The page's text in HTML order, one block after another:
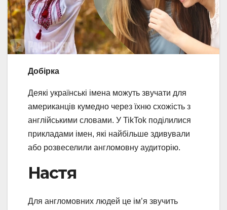
Добірка
Деякі українські імена можуть звучати для
американців кумедно через їхню схожість з
англійськими словами. У TikTok поділилися
прикладами імен, які найбільше здивували
або розвеселили англомовну аудиторію.
Настя
Для англомовних людей це ім’я звучить